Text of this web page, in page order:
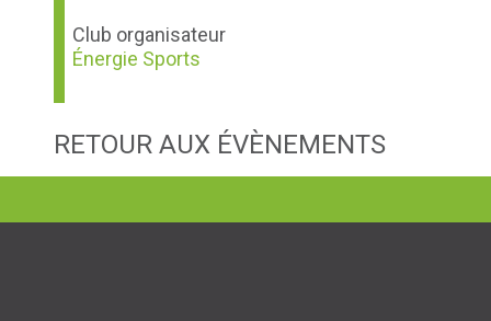
Club organisateur
Énergie Sports
RETOUR AUX ÉVÈNEMENTS